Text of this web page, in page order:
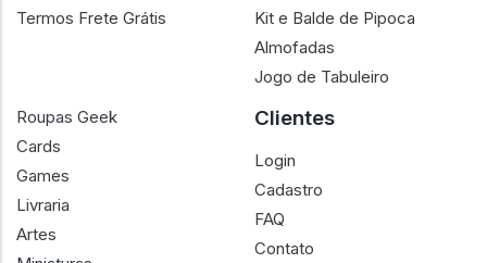
Termos Frete Grátis
Kit e Balde de Pipoca
Almofadas
Jogo de Tabuleiro
Roupas Geek
Cards
Games
Livraria
Artes
Clientes
Login
Cadastro
FAQ
Contato